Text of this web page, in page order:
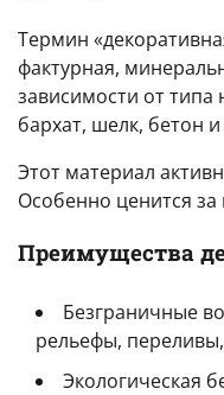
Термин
фактурная,
зависимости от
бархат, шелк, бетон
Этот материал
Особенно ценится за
Преимущества
Безграничные
рельефы,
Экологическая